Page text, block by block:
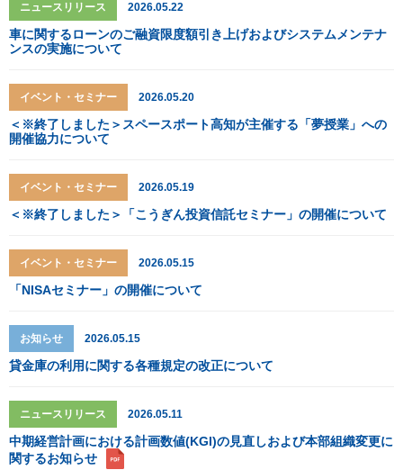
ニュースリリース 2026.05.22
車に関するローンのご融資限度額引き上げおよびシステムメンテナ
ンスの実施について
イベント・セミナー 2026.05.20
＜※終了しました＞スペースポート高知が主催する「夢授業」への
開催協力について
イベント・セミナー 2026.05.19
＜※終了しました＞「こうぎん投資信託セミナー」の開催について
イベント・セミナー 2026.05.15
「NISAセミナー」の開催について
お知らせ 2026.05.15
貸金庫の利用に関する各種規定の改正について
ニュースリリース 2026.05.11
中期経営計画における計画数値(KGI)の見直しおよび本部組織変更に
関するお知らせ